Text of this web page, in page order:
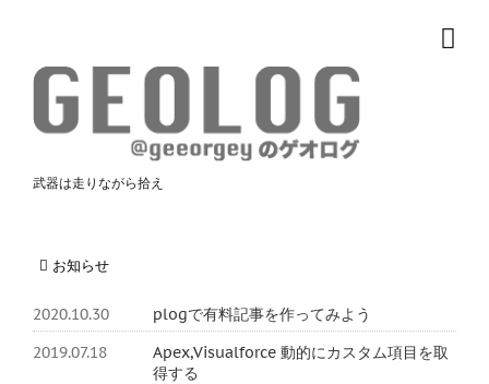
武器は走りながら拾え
お知らせ
2020.10.30
plogで有料記事を作ってみよう
2019.07.18
Apex,Visualforce 動的にカスタム項目を取
得する